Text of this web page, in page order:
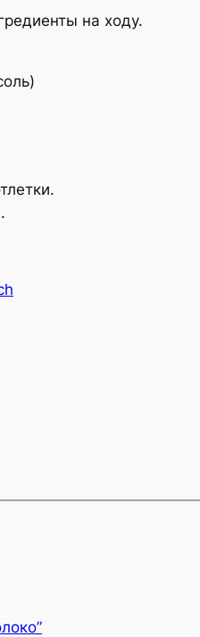
на ходу.